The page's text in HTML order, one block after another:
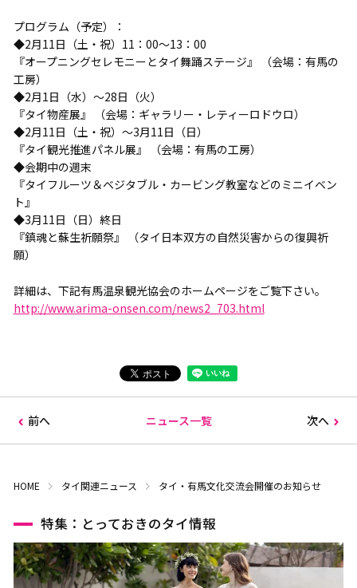
プログラム（予定）：
◆2月11日（土・祝）11：00～13：00
『オープニングセレモニーとタイ舞踊ステージ』 （会場：有馬の
工房）
◆2月1日（水）～28日（火）
『タイ物産展』 （会場：ギャラリー・レティーロドウロ）
◆2月11日（土・祝）～3月11日（日）
『タイ観光推進パネル展』 （会場：有馬の工房）
◆会期中の週末
『タイフルーツ＆ベジタブル・カービング教室などのミニイベン
ト』
◆3月11日（日）終日
『鎮魂と蘇生祈願祭』 （タイ日本双方の自然災害からの復興祈
願）
詳細は、下記有馬温泉観光協会のホームページをご覧下さい。
http://www.arima-onsen.com/news2_703.html
前へ ニュース一覧 次へ
HOME タイ関連ニュース タイ・有馬文化交流会開催のお知らせ
特集：とっておきのタイ情報